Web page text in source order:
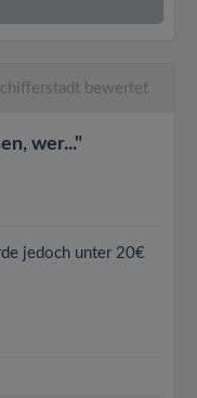
bewertet
wer..."
jedoch unter 20€